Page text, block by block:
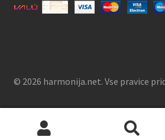
© 2026 harmonija.net. Vse pravice